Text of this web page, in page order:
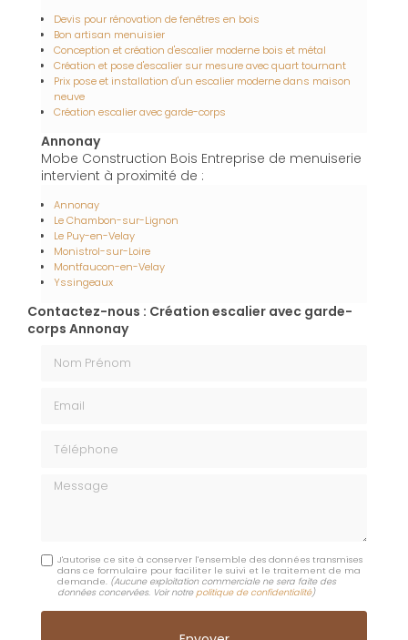
Devis pour rénovation de fenêtres en bois
Bon artisan menuisier
Conception et création d'escalier moderne bois et métal
Création et pose d'escalier sur mesure avec quart tournant
Prix pose et installation d'un escalier moderne dans maison
neuve
Création escalier avec garde-corps
Annonay
Mobe Construction Bois Entreprise de menuiserie
intervient à proximité de :
Annonay
Le Chambon-sur-Lignon
Le Puy-en-Velay
Monistrol-sur-Loire
Montfaucon-en-Velay
Yssingeaux
Contactez-nous : Création escalier avec garde-
corps Annonay
Message
J'autorise ce site à conserver l'ensemble des données transmises
dans ce formulaire pour faciliter le suivi et le traitement de ma
demande. (Aucune exploitation commerciale ne sera faite des
données concervées. Voir notre politique de confidentialité)